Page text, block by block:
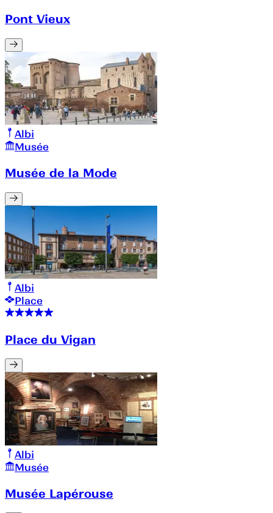
Pont Vieux
Albi
Musée
Musée de la Mode
Albi
Place
Place du Vigan
Albi
Musée
Musée Lapérouse